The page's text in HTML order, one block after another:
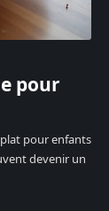
pour
pour enfants
devenir un